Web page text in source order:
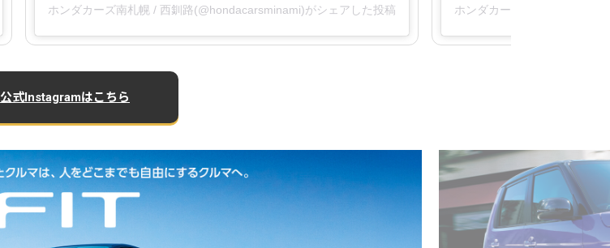
ホンダカーズ南札幌 / 西釧路(@hondacarsminami)がシェアした投稿 ホンダカーズ南札幌 / 西釧路
公式Instagramはこちら